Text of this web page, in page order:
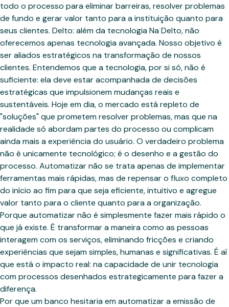
todo o processo para eliminar barreiras, resolver problemas
de fundo e gerar valor tanto para a instituição quanto para
seus clientes. Delto: além da tecnologia Na Delto, não
oferecemos apenas tecnologia avançada. Nosso objetivo é
ser aliados estratégicos na transformação de nossos
clientes. Entendemos que a tecnologia, por si só, não é
suficiente: ela deve estar acompanhada de decisões
estratégicas que impulsionem mudanças reais e
sustentáveis. Hoje em dia, o mercado está repleto de
"soluções" que prometem resolver problemas, mas que na
realidade só abordam partes do processo ou complicam
ainda mais a experiência do usuário. O verdadeiro problema
não é unicamente tecnológico; é o desenho e a gestão do
processo. Automatizar não se trata apenas de implementar
ferramentas mais rápidas, mas de repensar o fluxo completo
do início ao fim para que seja eficiente, intuitivo e agregue
valor tanto para o cliente quanto para a organização.
Porque automatizar não é simplesmente fazer mais rápido o
que já existe. É transformar a maneira como as pessoas
interagem com os serviços, eliminando fricções e criando
experiências que sejam simples, humanas e significativas. É aí
que está o impacto real: na capacidade de unir tecnologia
com processos desenhados estrategicamente para fazer a
diferença.
Por que um banco hesitaria em automatizar a emissão de